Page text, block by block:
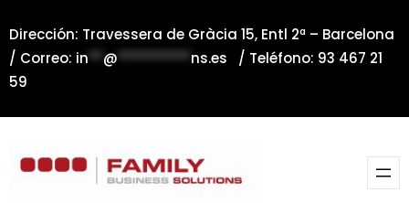
al
contenido
Dirección: Travessera de Gràcia 15, Entl 2ª – Barcelona
/ Correo: in**@**********ns.es / Teléfono: 93 467 21
59